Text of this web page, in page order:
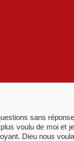
sans
voulu de moi
Dieu nous